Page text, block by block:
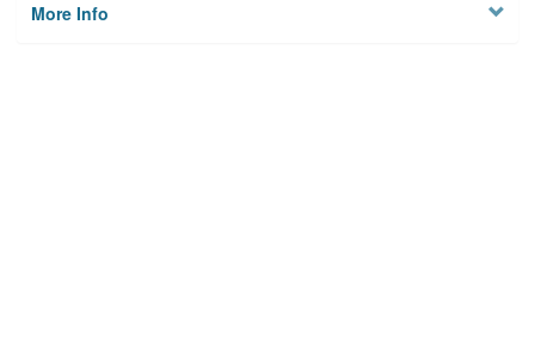
More Info